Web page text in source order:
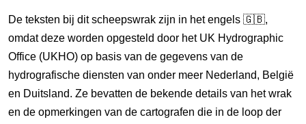
De teksten bij dit scheepswrak zijn in het engels 🇬🇧,
omdat deze worden opgesteld door het UK Hydrographic
Office (UKHO) op basis van de gegevens van de
hydrografische diensten van onder meer Nederland, België
en Duitsland. Ze bevatten de bekende details van het wrak
en de opmerkingen van de cartografen die in de loop der